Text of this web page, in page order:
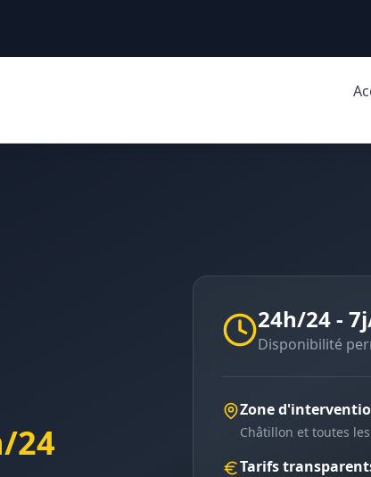
24
24h/24 -
Disponibilité
Zone
Châtillon et toutes
Tarifs